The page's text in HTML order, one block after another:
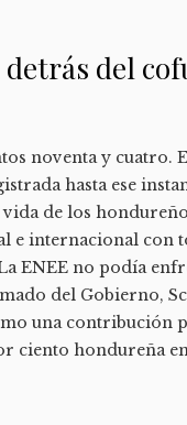
del
noventa y cuatro.
hasta ese
de los
internacional con
ENEE no podía
del Gobierno,
una contribución
ciento hondureña